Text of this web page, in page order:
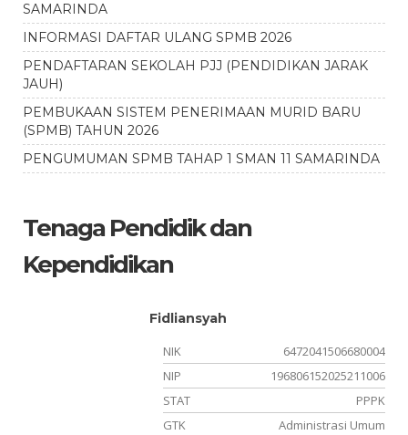
SAMARINDA
INFORMASI DAFTAR ULANG SPMB 2026
PENDAFTARAN SEKOLAH PJJ (PENDIDIKAN JARAK
JAUH)
PEMBUKAAN SISTEM PENERIMAAN MURID BARU
(SPMB) TAHUN 2026
PENGUMUMAN SPMB TAHAP 1 SMAN 11 SAMARINDA
Tenaga Pendidik dan
Kependidikan
Hasriani Gani,S.Pd.
NIK
6472045208850012
NIP
19850812 202221 2 028
STAT
PPPK
GTK
Guru Matematika